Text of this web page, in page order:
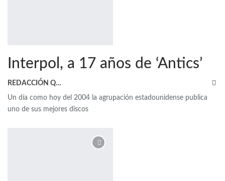
Interpol, a 17 años de ‘Antics’
REDACCIÓN QRP
Un día como hoy del 2004 la agrupación estadounidense publica
uno de sus mejores discos